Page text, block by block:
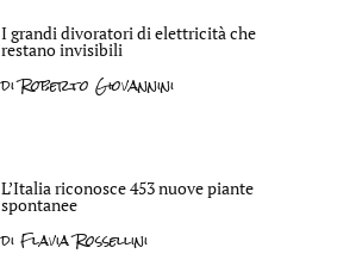
I grandi divoratori di elettricità che
restano invisibili
diRoberto Giovannini
L’Italia riconosce 453 nuove piante
spontanee
di Flavia Rossellini